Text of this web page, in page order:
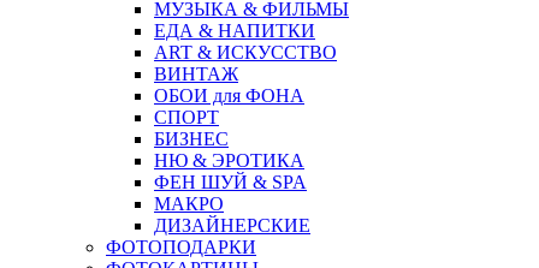
МУЗЫКА & ФИЛЬМЫ
ЕДА & НАПИТКИ
ART & ИСКУССТВО
ВИНТАЖ
ОБОИ для ФОНА
СПОРТ
БИЗНЕС
НЮ & ЭРОТИКА
ФЕН ШУЙ & SPA
МАКРО
ДИЗАЙНЕРСКИЕ
ФОТОПОДАРКИ